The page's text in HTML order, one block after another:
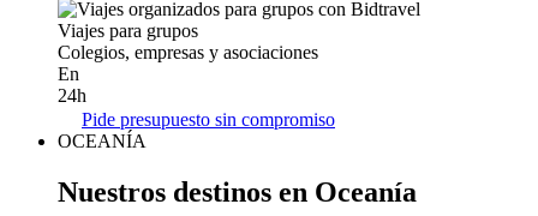
Viajes para grupos
Colegios, empresas y asociaciones
En
24h
Pide presupuesto sin compromiso
OCEANÍA
Nuestros destinos en Oceanía